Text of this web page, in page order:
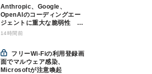
Anthropic、Google、
OpenAIのコーディングエー
ジェントに重大な脆弱性 認
証情報窃取などの恐れ
14時間前
面でマルウェア感染、
Microsoftが注意喚起